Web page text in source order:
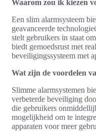
Waarom zou ik kiezen
Een slim alarmsysteem
geavanceerde
stelt gebruikers in staat
biedt gemoedsrust met
beveiligingssysteem met
Wat zijn de voordelen
Slimme alarmsystemen
verbeterde beveiliging
die gebruikers
mogelijkheid om te
apparaten voor meer